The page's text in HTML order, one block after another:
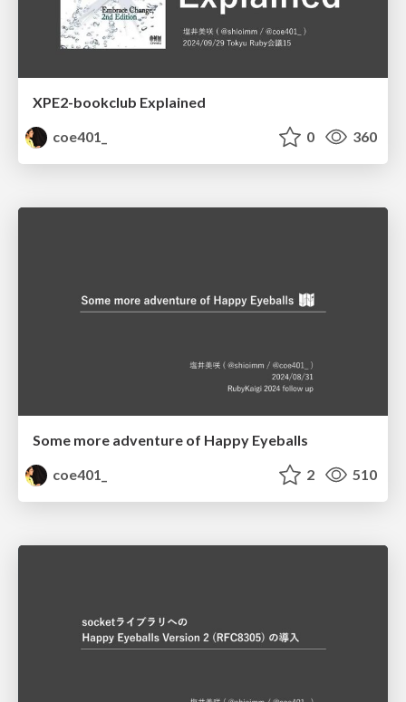
XPE2-bookclub Explained
coe401_
0 360
Some more adventure of Happy Eyeballs
coe401_
2 510